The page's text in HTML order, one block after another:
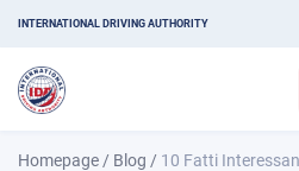
INTERNATIONAL DRIVING AUTHORITY
Homepage / Blog / 10 Fatti